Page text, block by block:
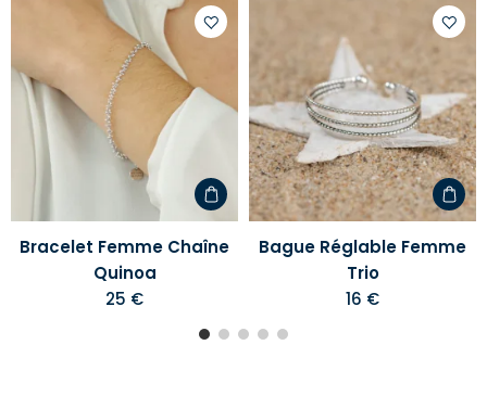
votre
d'envies
Bracelet Femme Chaîne
Quinoa
25 €
votre
liste
Bague Réglable Femme
Trio
16 €